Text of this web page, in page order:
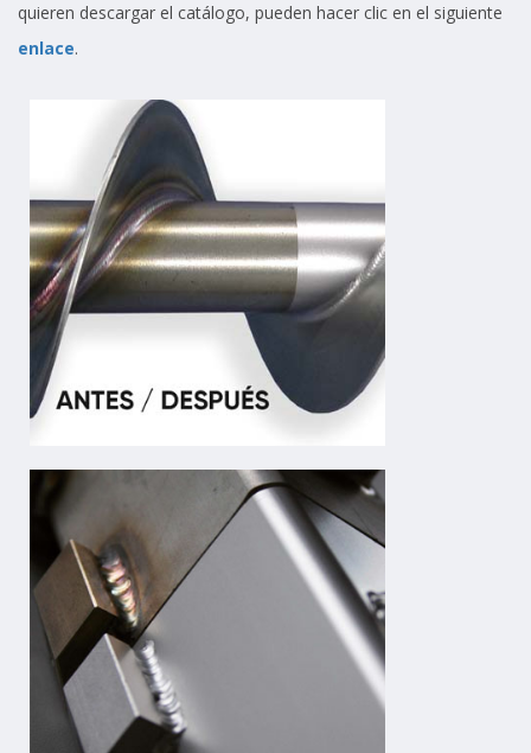
quieren descargar el catálogo, pueden hacer clic en el siguiente
enlace.